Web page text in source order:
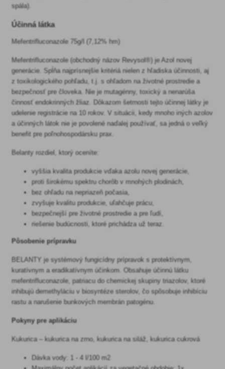
spála).
Účinná látka
Mefentrifluconazole 75g/l (7,12% hm)
Mefentrifluconazole (obchodný názov Revysol®) je Azol novej
generácie. Spĺňa najprísnejšie kritériá nielen z hľadiska účinnosti, aj
z toxikologického pohľadu, t.j. s ohľadom na životné prostredie a
bezpečnosť pre človeka. Nie je mutagénny, toxický a nenarúša
činnosť endokrinných žliaz. Dôkazom šetrnosti tejto účinnej látky je
udelenie registrácie na 10 rokov. V situácii, kedy mnoho iných azolov
a účinných látok nie je povolené naďalej používať, sa jedná o veľký
benefit pre poľnohospodársku prax.
Belanty rozdiel, ktorý oceníte:
vyššia kvalita produkcie vďaka azolu novej generácie,
proti širokému spektru chorôb v mnohých plodinách,
bez ohľadu na nepriazeň počasia,
zvyšuje kvalitu produkcie, uľahčuje prácu,
bezpečnejší pre životné prostredie a pre ľudí,
riešenie budúcnosti, ktoré prichádza už teraz.
Pôsobenie prípravku
BELANTY je systémový fungicídny prípravok s protektívnym,
kuratívnym a eradikatívnym účinkom. Obsahuje účinnú látku
mefentrifluconazole, patriacu do chemickej skupiny triazolov, ktoré
inhibujú demethyláciu v biosyntéze sterolov, čo spôsobuje inhibíciu
rastu a narušenie bunkových membrán patogénu.
Pokyny pre aplikáciu
Kukurica – kukurica na zrno, kukurica na siláž, kukurica cukrová
Dávka vody: 1 - 4 l/100 m2